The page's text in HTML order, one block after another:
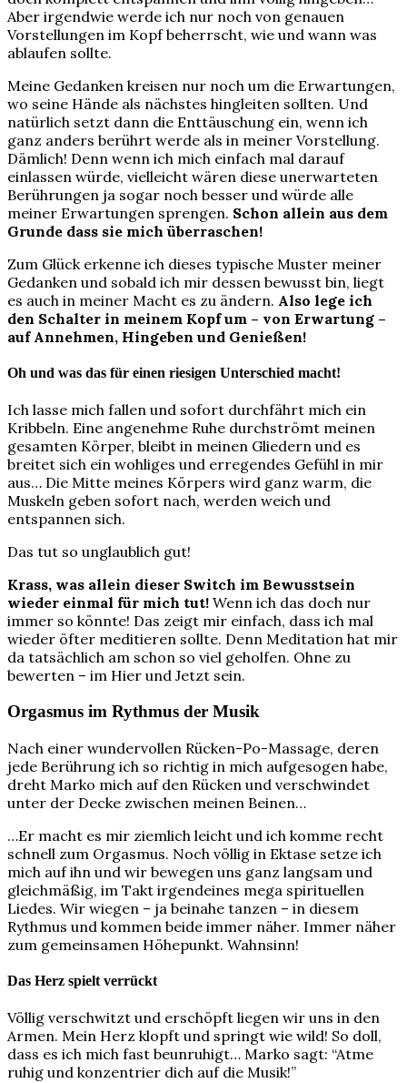
Aber irgendwie werde ich nur noch von genauen
Vorstellungen im Kopf beherrscht, wie und wann was
ablaufen sollte.
Meine Gedanken kreisen nur noch um die Erwartungen,
wo seine Hände als nächstes hingleiten sollten. Und
natürlich setzt dann die Enttäuschung ein, wenn ich
ganz anders berührt werde als in meiner Vorstellung.
Dämlich! Denn wenn ich mich einfach mal darauf
einlassen würde, vielleicht wären diese unerwarteten
Berührungen ja sogar noch besser und würde alle
meiner Erwartungen sprengen. Schon allein aus dem
Grunde dass sie mich überraschen!
Zum Glück erkenne ich dieses typische Muster meiner
Gedanken und sobald ich mir dessen bewusst bin, liegt
es auch in meiner Macht es zu ändern. Also lege ich
den Schalter in meinem Kopf um – von Erwartung –
auf Annehmen, Hingeben und Genießen!
Oh und was das für einen riesigen Unterschied macht!
Ich lasse mich fallen und sofort durchfährt mich ein
Kribbeln. Eine angenehme Ruhe durchströmt meinen
gesamten Körper, bleibt in meinen Gliedern und es
breitet sich ein wohliges und erregendes Gefühl in mir
aus… Die Mitte meines Körpers wird ganz warm, die
Muskeln geben sofort nach, werden weich und
entspannen sich.
Das tut so unglaublich gut!
Krass, was allein dieser Switch im Bewusstsein
wieder einmal für mich tut! Wenn ich das doch nur
immer so könnte! Das zeigt mir einfach, dass ich mal
wieder öfter meditieren sollte. Denn Meditation hat mir
da tatsächlich am schon so viel geholfen. Ohne zu
bewerten – im Hier und Jetzt sein.
Orgasmus im Rythmus der Musik
Nach einer wundervollen Rücken-Po-Massage, deren
jede Berührung ich so richtig in mich aufgesogen habe,
dreht Marko mich auf den Rücken und verschwindet
unter der Decke zwischen meinen Beinen…
…Er macht es mir ziemlich leicht und ich komme recht
schnell zum Orgasmus. Noch völlig in Ektase setze ich
mich auf ihn und wir bewegen uns ganz langsam und
gleichmäßig, im Takt irgendeines mega spirituellen
Liedes. Wir wiegen – ja beinahe tanzen – in diesem
Rythmus und kommen beide immer näher. Immer näher
zum gemeinsamen Höhepunkt. Wahnsinn!
Das Herz spielt verrückt
Völlig verschwitzt und erschöpft liegen wir uns in den
Armen. Mein Herz klopft und springt wie wild! So doll,
dass es ich mich fast beunruhigt… Marko sagt: “Atme
ruhig und konzentrier dich auf die Musik!”